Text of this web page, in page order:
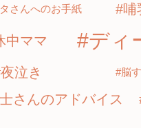
さんへのお手紙 #哺
中ママ #ディ
泣き #脳
さんのアドバイス